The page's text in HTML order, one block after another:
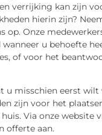
verrijking kan zijn
hierin zijn?
op. Onze
u behoefte
of voor het
u misschien eerst wilt
zijn voor het
Via onze website
offerte aan.